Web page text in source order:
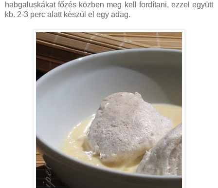
habgaluskákat főzés közben meg kell fordítani, ezzel együtt
kb. 2-3 perc alatt készül el egy adag.